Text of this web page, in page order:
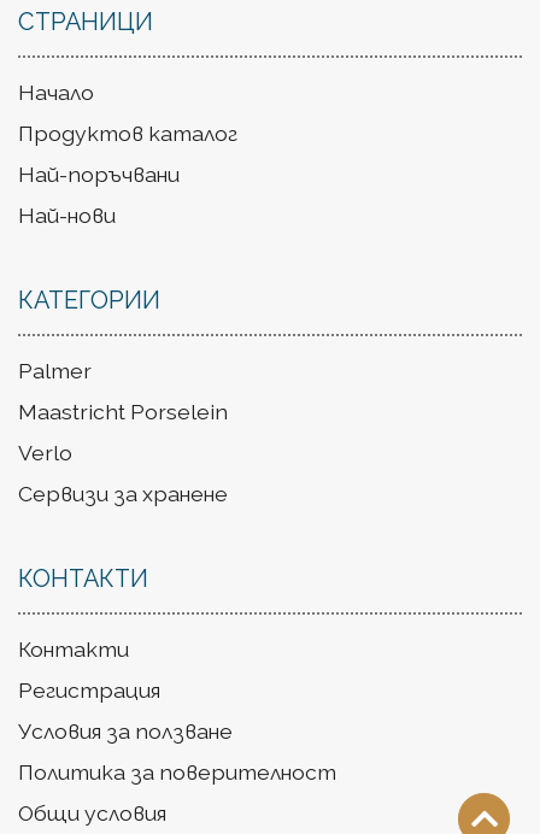
СТРАНИЦИ
Начало
Продуктов каталог
Най-поръчвани
Най-нови
КАТЕГОРИИ
Palmer
Maastricht Porselein
Verlo
Сервизи за хранене
КОНТАКТИ
Контакти
Регистрация
Условия за ползване
Политика за поверителност
Общи условия